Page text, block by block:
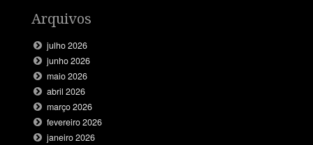
Arquivos
julho 2026
junho 2026
maio 2026
abril 2026
março 2026
fevereiro 2026
janeiro 2026